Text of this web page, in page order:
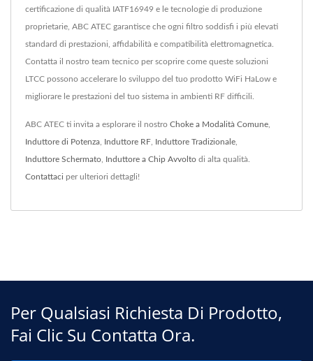
certificazione di qualità IATF16949 e le tecnologie di produzione
proprietarie, ABC ATEC garantisce che ogni filtro soddisfi i più elevati
standard di prestazioni, affidabilità e compatibilità elettromagnetica.
Contatta il nostro team tecnico per scoprire come queste soluzioni
LTCC possono accelerare lo sviluppo del tuo prodotto WiFi HaLow e
migliorare le prestazioni del tuo sistema in ambienti RF difficili.
ABC ATEC ti invita a esplorare il nostro Choke a Modalità Comune,
Induttore di Potenza, Induttore RF, Induttore Tradizionale,
Induttore Schermato, Induttore a Chip Avvolto di alta qualità.
Contattaci per ulteriori dettagli!
Per Qualsiasi Richiesta Di Prodotto,
Fai Clic Su Contatta Ora.